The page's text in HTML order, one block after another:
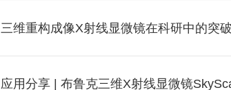
三维重构成像X射线显微镜在科研中的突
应用分享 | 布鲁克三维X射线显微镜